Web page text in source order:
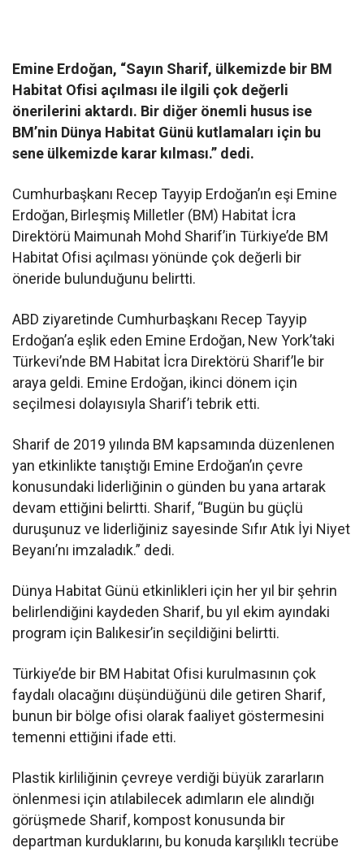
Emine Erdoğan, “Sayın Sharif, ülkemizde bir BM
Habitat Ofisi açılması ile ilgili çok değerli
önerilerini aktardı. Bir diğer önemli husus ise
BM’nin Dünya Habitat Günü kutlamaları için bu
sene ülkemizde karar kılması.” dedi.
Cumhurbaşkanı Recep Tayyip Erdoğan’ın eşi Emine
Erdoğan, Birleşmiş Milletler (BM) Habitat İcra
Direktörü Maimunah Mohd Sharif’in Türkiye’de BM
Habitat Ofisi açılması yönünde çok değerli bir
öneride bulunduğunu belirtti.
ABD ziyaretinde Cumhurbaşkanı Recep Tayyip
Erdoğan’a eşlik eden Emine Erdoğan, New York’taki
Türkevi’nde BM Habitat İcra Direktörü Sharif’le bir
araya geldi. Emine Erdoğan, ikinci dönem için
seçilmesi dolayısıyla Sharif’i tebrik etti.
Sharif de 2019 yılında BM kapsamında düzenlenen
yan etkinlikte tanıştığı Emine Erdoğan’ın çevre
konusundaki liderliğinin o günden bu yana artarak
devam ettiğini belirtti. Sharif, “Bugün bu güçlü
duruşunuz ve liderliğiniz sayesinde Sıfır Atık İyi Niyet
Beyanı’nı imzaladık.” dedi.
Dünya Habitat Günü etkinlikleri için her yıl bir şehrin
belirlendiğini kaydeden Sharif, bu yıl ekim ayındaki
program için Balıkesir’in seçildiğini belirtti.
Türkiye’de bir BM Habitat Ofisi kurulmasının çok
faydalı olacağını düşündüğünü dile getiren Sharif,
bunun bir bölge ofisi olarak faaliyet göstermesini
temenni ettiğini ifade etti.
Plastik kirliliğinin çevreye verdiği büyük zararların
önlenmesi için atılabilecek adımların ele alındığı
görüşmede Sharif, kompost konusunda bir
departman kurduklarını, bu konuda karşılıklı tecrübe